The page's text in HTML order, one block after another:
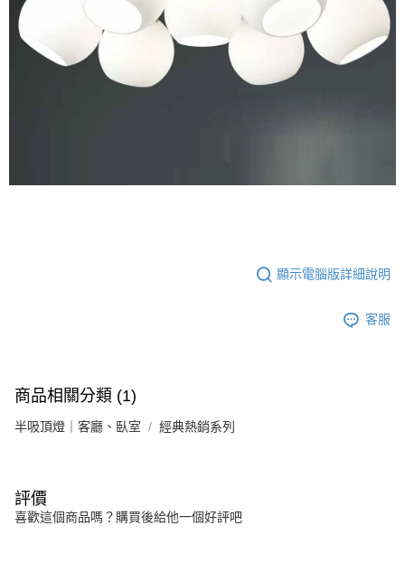
顯示電腦版詳細說明
客服
商品相關分類 (1)
半吸頂燈｜客廳、臥室 經典熱銷系列
評價
喜歡這個商品嗎？購買後給他一個好評吧